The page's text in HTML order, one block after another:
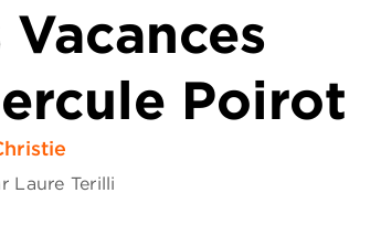
Vacances
Poirot
Laure Terilli